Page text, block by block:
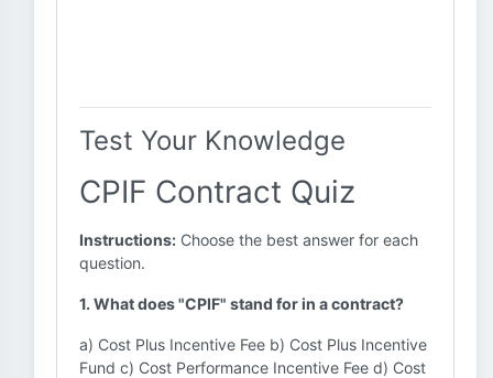
Test Your Knowledge
CPIF Contract Quiz
Instructions: Choose the best answer for each
question.
1. What does "CPIF" stand for in a contract?
a) Cost Plus Incentive Fee b) Cost Plus Incentive
Fund c) Cost Performance Incentive Fee d) Cost